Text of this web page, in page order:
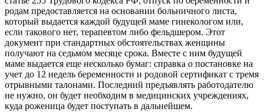
родам предоставляется на основании больничного листа,
который выдается каждой будущей маме гинекологом или,
если такового нет, терапевтом либо фельдшером. Этот
документ при стандартных обстоятельствах женщины
получают на седьмом месяце срока. Вместе с ним будущей
маме выдается еще несколько бумаг: справка о постановке на
учет до 12 недель беременности и родовой сертификат с тремя
отрывными талонами. Последний предъявлять работодателю
не нужно, он будет необходим в медицинских учреждениях,
куда роженица будет поступать в дальнейшем.